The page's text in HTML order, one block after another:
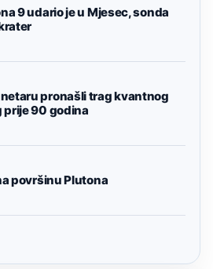
9 udario je u Mjesec, sonda
pronašli trag kvantnog
90 godina
površinu Plutona